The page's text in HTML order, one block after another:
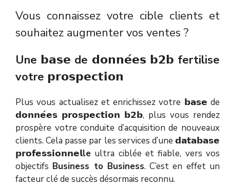
Vous connaissez votre cible clients et
souhaitez augmenter vos ventes ?
Une 𝗯𝗮𝘀𝗲 de 𝗱𝗼𝗻𝗻𝗲𝗲𝘀 𝗯𝟮𝗯 fertilise
votre 𝗽𝗿𝗼𝘀𝗽𝗲𝗰𝘁𝗶𝗼𝗻
Plus vous actualisez et enrichissez votre 𝗯𝗮𝘀𝗲 de
𝗱𝗼𝗻𝗻𝗲́𝗲𝘀 𝗽𝗿𝗼𝘀𝗽𝗲𝗰𝘁𝗶𝗼𝗻 𝗯𝟮𝗯, plus vous rendez
prospère votre conduite d’acquisition de nouveaux
clients. Cela passe par les services d’une 𝗱𝗮𝘁𝗮𝗯𝗮𝘀𝗲
𝗽𝗿𝗼𝗳𝗲𝘀𝘀𝗶𝗼𝗻𝗻𝗲𝗹le ultra ciblée et fiable, vers vos
objectifs Business to Business. C’est en effet un
facteur clé de succès désormais reconnu.